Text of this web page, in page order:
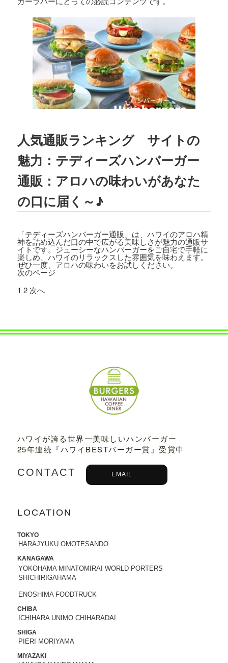
参道店 が紹介されました。
2023.06.22
フジテレビ「VS魂」にて、TEDDY'S BIG
GER BURGERS表参道店の「ギガモンス
ターバーガー」が紹介されました。
2023.03.01
TBSテレビ「プチブランチ」にて、TED
されました。
2022.09.21
主婦と生活社「
JUNON 2022年11月号
」
にて、TEDDY'S BIGGER BURGERSの
「メガモンスターバーガー」など が紹介
されました。
日之出出版「
Fine 2022年10月号 」にて、
テディーズビガーバーガー原宿表参道店
が紹介されました。
2022.09.02
ワイ！モール＞に、TEDDY'S BIGGER B
2022.07.21
7/13-7/18まで、阪急うめだ本店に、TEDD
Y'S BIGGER BURGERSが期間限定でOP
2022.06.09
6/10（金）より、ユニクロ原宿店アニ
ハワイ抽選会への商品提供にて参加いた
詳しくはこちら
6/7より、ジェイアール名古屋タカシマヤ
2022.05.25
昭文社 国内観光旅行情報サイト『MAPPL
Eトラベルガイド』 に、原宿表参道店が
掲載されました。
日頃より、テディーズビガーバーガーを
ます。
世界的な物流網の混乱により、ポテトの
人気通販ランキング サイトの
魅力：テディーズハンバーガー
通販：アロハの味わいがあなた
の口に届く～♪
「テディーズハンバーガー通販」は、ハワイのアロハ精
神を詰め込んだ口の中で広がる美味しさが魅力の通販サ
イトです。ジューシーなハンバーガーをご自宅で手軽に
楽しめ、ハワイのリラックスした雰囲気を味わえます。
ぜひ一度、アロハの味わいをお試しください。
次のページ
1 2 次へ
ハワイが誇る世界一美味しいハンバーガー
25年連続『ハワイBESTバーガー賞』受賞中
CONTACT EMAIL
LOCATION
TOKYO
HARAJYUKU OMOTESANDO
KANAGAWA
YOKOHAMA MINATOMIRAI WORLD PORTERS
SHICHIRIGAHAMA
ENOSHIMA FOODTRUCK
CHIBA
ICHIHARA UNIMO CHIHARADAI
SHIGA
PIERI MORIYAMA
MIYAZAKI